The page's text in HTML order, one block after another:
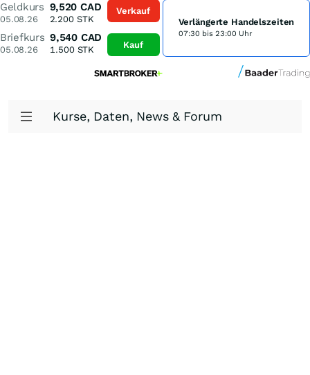
Geldkurs
05.08.26
9,520 CAD
2.200STK
Briefkurs
05.08.26
9,540 CAD
1.500STK
Verkauf
Kauf
Verlängerte Handelszeiten
07:30 bis 23:00 Uhr
Kurse, Daten, News & Forum